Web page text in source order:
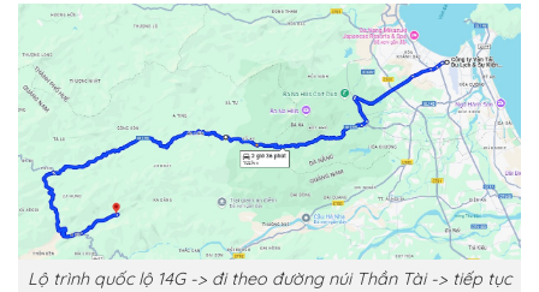
Lộ trình quốc lộ 14G -> đi theo đường núi Thần Tài -> tiếp tục